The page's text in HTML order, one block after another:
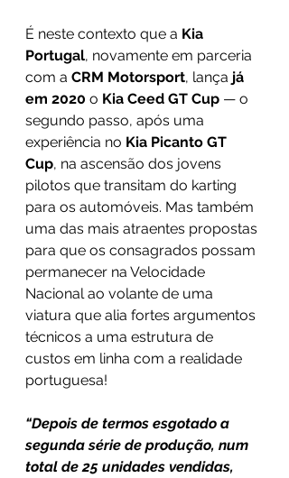
É neste contexto que a Kia
Portugal, novamente em parceria
com a CRM Motorsport, lança já
em 2020 o Kia Ceed GT Cup — o
segundo passo, após uma
experiência no Kia Picanto GT
Cup, na ascensão dos jovens
pilotos que transitam do karting
para os automóveis. Mas também
uma das mais atraentes propostas
para que os consagrados possam
permanecer na Velocidade
Nacional ao volante de uma
viatura que alia fortes argumentos
técnicos a uma estrutura de
custos em linha com a realidade
portuguesa!
“Depois de termos esgotado a
segunda série de produção, num
total de 25 unidades vendidas,